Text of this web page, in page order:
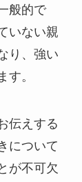
般的で
いない親
り、強い
す。
伝えする
について
が不可欠